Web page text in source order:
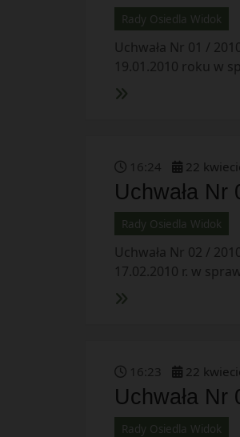
Rady Osiedla Widok
Uchwała Nr 01 /
19.01.2010 roku w
16 24 22
Uchwała Nr
Rady Osiedla Widok
Uchwała Nr 02 /
17.02.2010 r. w
16 23 22
Uchwała Nr
Rady Osiedla Widok